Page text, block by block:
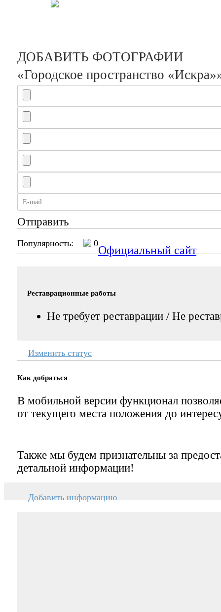
ДОБАВИТЬ ФОТОГРАФИИ
«Городское пространство
Отправить
Популярность: 0
Официальный сайт
Реставрационные работы
Не требует реставрации / Не
Изменить статус
Как добраться
В мобильной версии функционал
от текущего места положения до
Также мы будем признательны за
детальной информации!
Добавить информацию